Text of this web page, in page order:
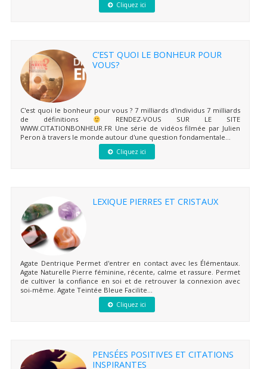
Cliquez ici
C’EST QUOI LE BONHEUR POUR
VOUS?
C'est quoi le bonheur pour vous ? 7 milliards d'individus 7 milliards
de définitions
RENDEZ-VOUS SUR LE SITE
WWW.CITATIONBONHEUR.FR Une série de vidéos filmée par Julien
Peron à travers le monde autour d'une question fondamentale...
Cliquez ici
LEXIQUE PIERRES ET CRISTAUX
Agate Dentrique Permet d'entrer en contact avec les Élémentaux.
Agate Naturelle Pierre féminine, récente, calme et rassure. Permet
de cultiver la confiance en soi et de retrouver la connexion avec
soi-même. Agate Teintée Bleue Facilite...
Cliquez ici
PENSÉES POSITIVES ET CITATIONS
INSPIRANTES